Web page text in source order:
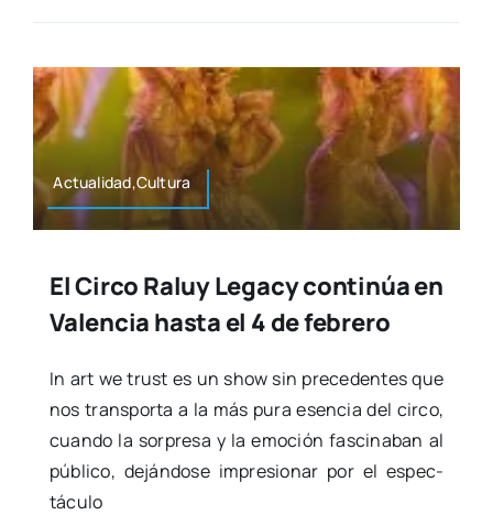
Actualidad,Cultura
El Circo Raluy Legacy continúa en
Valencia hasta el 4 de febrero
In art we trust es un show sin pre­ce­den­tes que
nos trans­por­ta a la más pura esen­cia del cir­co,
cuan­do la sor­pre­sa y la emo­ción fas­ci­na­ban al
públi­co, deján­do­se impre­sio­nar por el espec­
tácu­lo